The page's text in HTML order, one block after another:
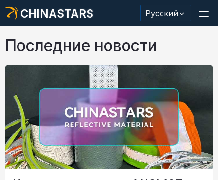
CHINASTARS Русский
Светоотражающий материал/лента
Модная светоотражающая ткань
Защитная одежда
Светящийся в темноте материал
Промышленная отделка для мытья
Последние новости